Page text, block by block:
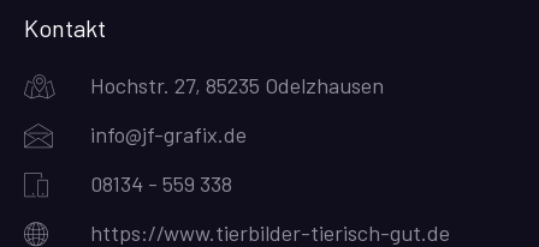
Kontakt
Hochstr. 27, 85235 Odelzhausen
info@jf-grafix.de
08134 - 559 338
https://www.tierbilder-tierisch-gut.de